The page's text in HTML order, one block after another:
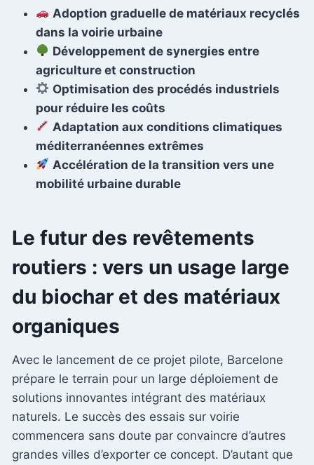
Adoption graduelle de matériaux recyclés
dans la voirie urbaine
Développement de synergies entre
agriculture et construction
Optimisation des procédés industriels
pour réduire les coûts
Adaptation aux conditions climatiques
méditerranéennes extrêmes
Accélération de la transition vers une
mobilité urbaine durable
Le futur des revêtements
routiers : vers un usage large
du biochar et des matériaux
organiques
Avec le lancement de ce projet pilote, Barcelone
prépare le terrain pour un large déploiement de
solutions innovantes intégrant des matériaux
naturels. Le succès des essais sur voirie
commencera sans doute par convaincre d’autres
grandes villes d’exporter ce concept. D’autant que